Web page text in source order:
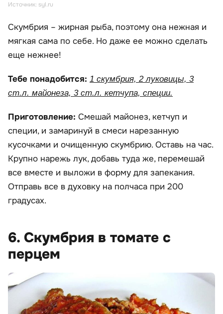
Источник: syl.ru
Скумбрия – жирная рыба, поэтому она нежная и
мягкая сама по себе. Но даже ее можно сделать
еще нежнее!
Тебе понадобится: 1 скумбрия, 2 луковицы, 3
ст.л. майонеза, 3 ст.л. кетчупа, специи.
Приготовление: Смешай майонез, кетчуп и
специи, и замаринуй в смеси нарезанную
кусочками и очищенную скумбрию. Оставь на час.
Крупно нарежь лук, добавь туда же, перемешай
все вместе и выложи в форму для запекания.
Отправь все в духовку на полчаса при 200
градусах.
6. Скумбрия в томате с
перцем